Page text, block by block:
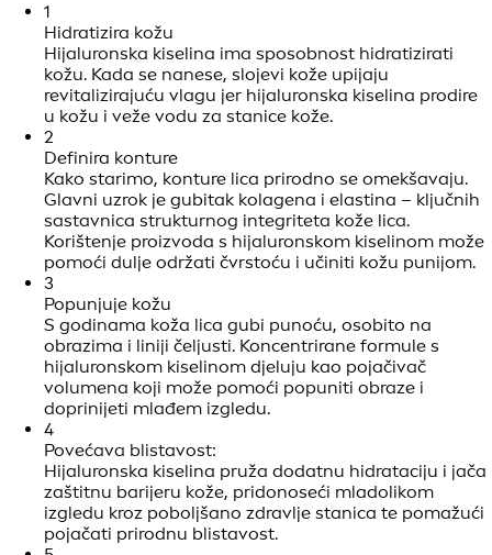
1
Hidratizira kožu
Hijaluronska kiselina ima sposobnost hidratizirati
kožu. Kada se nanese, slojevi kože upijaju
revitalizirajuću vlagu jer hijaluronska kiselina prodire
u kožu i veže vodu za stanice kože.
2
Definira konture
Kako starimo, konture lica prirodno se omekšavaju.
Glavni uzrok je gubitak kolagena i elastina – ključnih
sastavnica strukturnog integriteta kože lica.
Korištenje proizvoda s hijaluronskom kiselinom može
pomoći dulje održati čvrstoću i učiniti kožu punijom.
3
Popunjuje kožu
S godinama koža lica gubi punoću, osobito na
obrazima i liniji čeljusti. Koncentrirane formule s
hijaluronskom kiselinom djeluju kao pojačivač
volumena koji može pomoći popuniti obraze i
doprinijeti mlađem izgledu.
4
Povećava blistavost:
Hijaluronska kiselina pruža dodatnu hidrataciju i jača
zaštitnu barijeru kože, pridonoseći mladolikom
izgledu kroz poboljšano zdravlje stanica te pomažući
pojačati prirodnu blistavost.